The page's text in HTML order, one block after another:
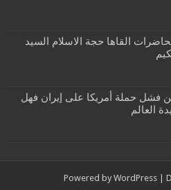
القاها حجة الاسلام السيد
فشل حملة أمريكا على إيران فهل
العالم
Powered by WordPress|